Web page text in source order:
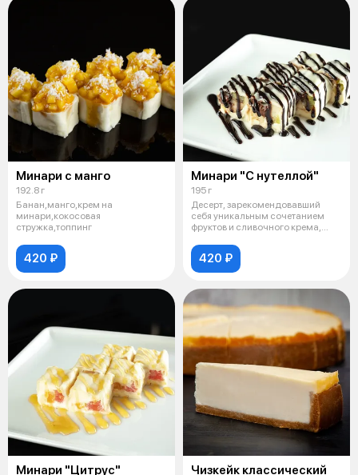
Минари с манго
192.8 г
Банан,манго,крем на
минари,кокосовая
стружка,топпинг
420 ₽
Минари "С нутеллой"
195 г
Десерт, зарекомендовавший
себя уникальным сочетанием
фруктов и сливочного крема,
420 ₽
Минари "Цитрус" Чизкейк классический